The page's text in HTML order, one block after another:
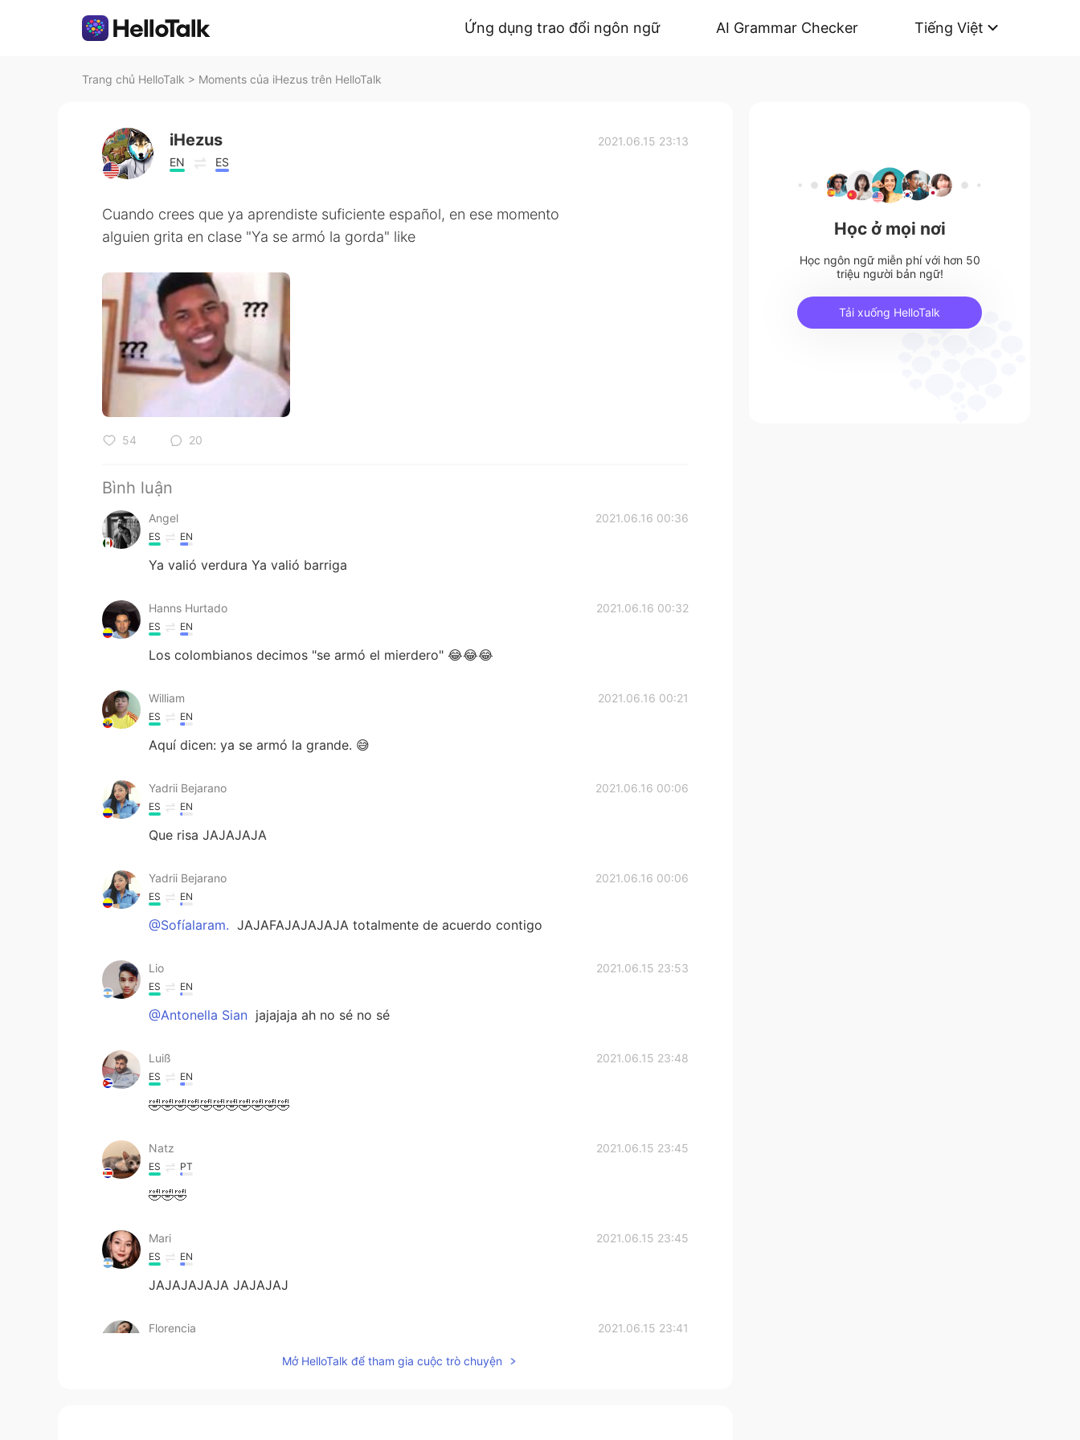
Ứng dụng trao đổi ngôn ngữ AI Grammar Checker Tiếng Việt
Trang chủ HelloTalk > Moments của iHezus trên HelloTalk
iHezus
EN ES
2021.06.15 23:13
Cuando crees que ya aprendiste suficiente español, en ese momento
alguien grita en clase "Ya se armó la gorda" like
54 20
Bình luận
Angel 2021.06.16 00:36
ES EN
Ya valió verdura Ya valió barriga
Hanns Hurtado 2021.06.16 00:32
ES EN
Los colombianos decimos "se armó el mierdero" 😂😂😂
William 2021.06.16 00:21
ES EN
Aquí dicen: ya se armó la grande. 😅
Yadrii Bejarano 2021.06.16 00:06
ES EN
Que risa JAJAJAJA
Yadrii Bejarano 2021.06.16 00:06
ES EN
@Sofíalaram. JAJAFAJAJAJAJA totalmente de acuerdo contigo
Lio 2021.06.15 23:53
ES EN
@Antonella Sian jajajaja ah no sé no sé
Luiß 2021.06.15 23:48
ES EN
🤣🤣🤣🤣🤣🤣🤣🤣🤣🤣🤣
Natz 2021.06.15 23:45
ES PT
🤣🤣🤣
Mari 2021.06.15 23:45
ES EN
JAJAJAJAJA JAJAJAJ
Florencia 2021.06.15 23:41
Mở HelloTalk để tham gia cuộc trò chuyện
Học ở mọi nơi
Học ngôn ngữ miễn phí với hơn 50
triệu người bản ngữ!
Tải xuống HelloTalk